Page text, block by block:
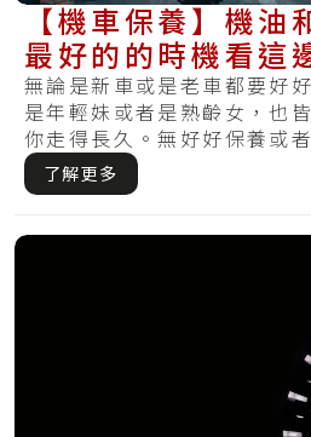
【機車保養】機油
最好的的時機看這
無論是新車或是老車都要好
是年輕妹或者是熟齡女，也
你走得長久。無好好保養或
覺損.....
了解更多